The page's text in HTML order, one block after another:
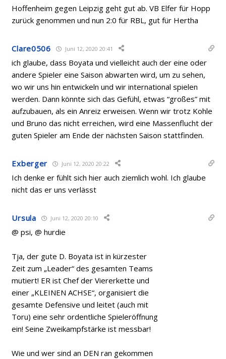
Hoffenheim gegen Leipzig geht gut ab. VB Elfer für Hopp
zurück genommen und nun 2:0 für RBL, gut für Hertha
Clare0506 Juni 12, 2020 20:41
ich glaube, dass Boyata und vielleicht auch der eine oder
andere Spieler eine Saison abwarten wird, um zu sehen,
wo wir uns hin entwickeln und wir international spielen
werden. Dann könnte sich das Gefühl, etwas “großes” mit
aufzubauen, als ein Anreiz erweisen. Wenn wir trotz Kohle
und Bruno das nicht erreichen, wird eine Massenflucht der
guten Spieler am Ende der nächsten Saison stattfinden.
Exberger Juni 12, 2020 20:22
Ich denke er fühlt sich hier auch ziemlich wohl. Ich glaube
nicht das er uns verlässt
Ursula Juni 12, 2020 20:10
@ psi, @ hurdie
Tja, der gute D. Boyata ist in kürzester
Zeit zum „Leader“ des gesamten Teams
mutiert! ER ist Chef der Viererkette und
einer „KLEINEN ACHSE“, organisiert die
gesamte Defensive und leitet (auch mit
Toru) eine sehr ordentliche Spieleröffnung
ein! Seine Zweikampfstärke ist messbar!
Wie und wer sind an DEN ran gekommen